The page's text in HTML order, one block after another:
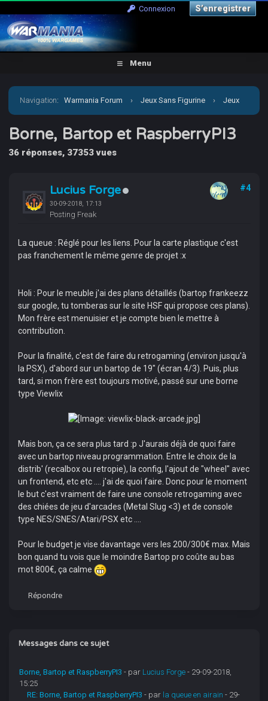
Connexion S’enregistrer
Menu
Navigation:Warmania Forum › Jeux Sans Figurine › Jeux
Vidéo › Borne, Bartop et RaspberryPI3
Borne, Bartop et RaspberryPI3
36 réponses, 37353 vues
Lucius Forge
30-09-2018, 17:13
Posting Freak
#4
La queue : Réglé pour les liens. Pour la carte plastique c'est
pas franchement le même genre de projet :x
Holi : Pour le meuble j'ai des plans détaillés (bartop frankeezz
sur google, tu tomberas sur le site HSF qui propose ces plans).
Mon frère est menuisier et je compte bien le mettre à
contribution.
Pour la finalité, c'est de faire du retrogaming (environ jusqu'à
la PSX), d'abord sur un bartop de 19" (écran 4/3). Puis, plus
tard, si mon frère est toujours motivé, passé sur une borne
type Viewlix
Mais bon, ça ce sera plus tard :p J'aurais déjà de quoi faire
avec un bartop niveau programmation. Entre le choix de la
distrib' (recalbox ou retropie), la config, l'ajout de "wheel" avec
un frontend, etc etc .... j'ai de quoi faire. Donc pour le moment
le but c'est vraiment de faire une console retrogaming avec
des chiées de jeu d'arcades (Metal Slug <3) et de console
type NES/SNES/Atari/PSX etc ....
Pour le budget je vise davantage vers les 200/300€ max. Mais
bon quand tu vois que le moindre Bartop pro coûte au bas
mot 800€, ça calme
Répondre
Messages dans ce sujet
Borne, Bartop et RaspberryPI3 - par Lucius Forge - 29-09-2018,
15:25
RE: Borne, Bartop et RaspberryPI3 - par la queue en airain - 29-